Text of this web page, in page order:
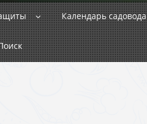
Календарь садовода